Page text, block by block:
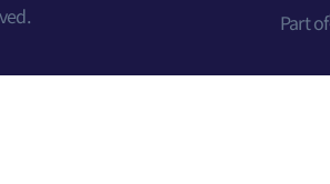
Part of